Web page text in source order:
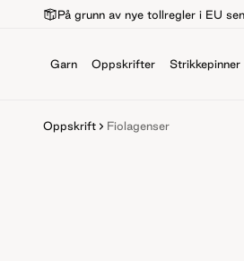
På grunn av nye tollregler i EU
Garn Oppskrifter Strikkepinner
Oppskrift Fiolagenser